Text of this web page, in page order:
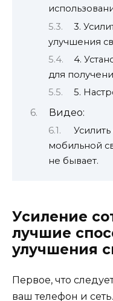
3.
улучшения
4.
для
5.
Видео:
мобильной
не бывает.
Усиление
лучшие
улучшения
Первое, что
ваш телефон и